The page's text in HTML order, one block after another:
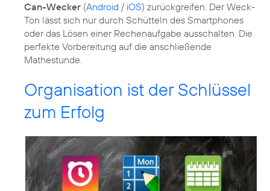
Can-Wecker (Android / iOS) zurückgreifen. Der Weck-
Ton lässt sich nur durch Schütteln des Smartphones
oder das Lösen einer Rechenaufgabe ausschalten. Die
perfekte Vorbereitung auf die anschließende
Mathestunde.
Organisation ist der Schlüssel
zum Erfolg